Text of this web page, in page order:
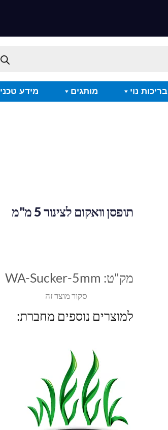
בריכות נוי מותגים מידע טכני
תופסן וואקום לצינור 5 מ"מ
סקור מוצר זה
מק"ט: WA-Sucker-5mm
למוצרים נוספים מחברת: